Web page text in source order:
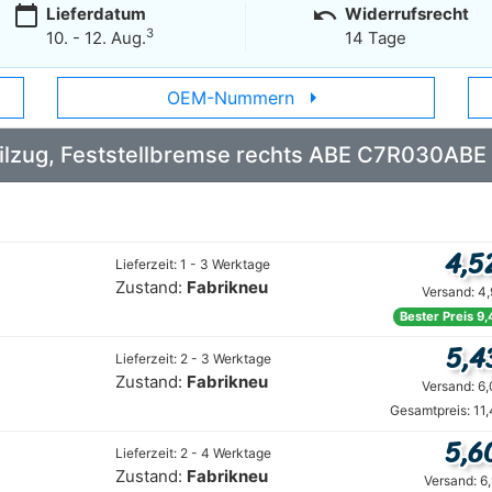
calendar_today Lieferdatum
10. - 12. Aug.3
undo Widerrufsrecht
14 Tage
OEM-Nummern arrow_right
Feststellbremse rechts ABE C7R030ABE
Lieferzeit: 1 - 3 Werktage
Zustand: Fabrikneu Versand:
Bester Preis
Lieferzeit: 2 - 3 Werktage
Zustand: Fabrikneu Versand:
Gesamtpreis:
Lieferzeit: 2 - 4 Werktage
Zustand: Fabrikneu Versand: